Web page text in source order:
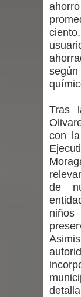
Tras
con
de